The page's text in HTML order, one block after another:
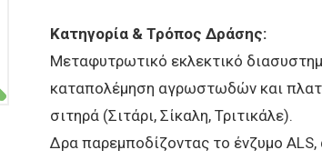
Κατηγορία & Τρόπος Δράσης:
Μεταφυτρωτικό εκλεκτικό
καταπολέμηση αγρωστωδών και
σιτηρά (Σιτάρι, Σίκαλη, Τριτικάλε).
Δρα παρεμποδίζοντας το ένζυμο